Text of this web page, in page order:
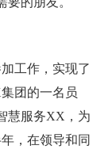
工作，实现了
团的一名员
慧服务XX，为
，在领导和同